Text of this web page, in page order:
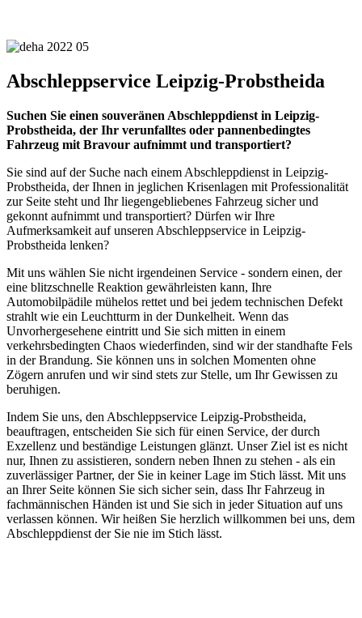
Abschleppservice Leipzig-Probstheida
Suchen Sie einen souveränen Abschleppdienst in Leipzig-
Probstheida, der Ihr verunfalltes oder pannenbedingtes
Fahrzeug mit Bravour aufnimmt und transportiert?
Sie sind auf der Suche nach einem Abschleppdienst in Leipzig-
Probstheida, der Ihnen in jeglichen Krisenlagen mit Professionalität
zur Seite steht und Ihr liegengebliebenes Fahrzeug sicher und
gekonnt aufnimmt und transportiert? Dürfen wir Ihre
Aufmerksamkeit auf unseren Abschleppservice in Leipzig-
Probstheida lenken?
Mit uns wählen Sie nicht irgendeinen Service - sondern einen, der
eine blitzschnelle Reaktion gewährleisten kann, Ihre
Automobilpädile mühelos rettet und bei jedem technischen Defekt
strahlt wie ein Leuchtturm in der Dunkelheit. Wenn das
Unvorhergesehene eintritt und Sie sich mitten in einem
verkehrsbedingten Chaos wiederfinden, sind wir der standhafte Fels
in der Brandung. Sie können uns in solchen Momenten ohne
Zögern anrufen und wir sind stets zur Stelle, um Ihr Gewissen zu
beruhigen.
Indem Sie uns, den Abschleppservice Leipzig-Probstheida,
beauftragen, entscheiden Sie sich für einen Service, der durch
Exzellenz und beständige Leistungen glänzt. Unser Ziel ist es nicht
nur, Ihnen zu assistieren, sondern neben Ihnen zu stehen - als ein
zuverlässiger Partner, der Sie in keiner Lage im Stich lässt. Mit uns
an Ihrer Seite können Sie sich sicher sein, dass Ihr Fahrzeug in
fachmännischen Händen ist und Sie sich in jeder Situation auf uns
verlassen können. Wir heißen Sie herzlich willkommen bei uns, dem
Abschleppdienst der Sie nie im Stich lässt.